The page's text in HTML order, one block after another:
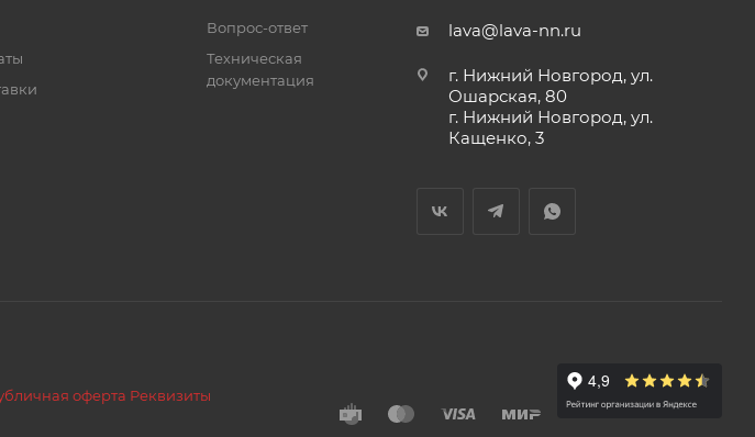
Вопрос-ответ
Техническая
документация
lava@lava-nn.ru
г. Нижний Новгород, ул.
Ошарская, 80
г. Нижний Новгород, ул.
Кащенко, 3
оферта Реквизиты